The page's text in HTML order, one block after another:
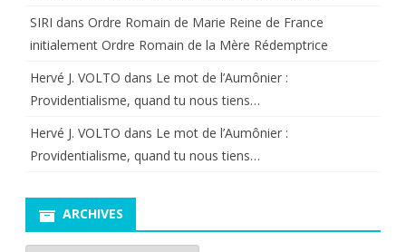
SIRI dans Ordre Romain de Marie Reine de France
initialement Ordre Romain de la Mère Rédemptrice
Hervé J. VOLTO dans Le mot de l’Aumônier :
Providentialisme, quand tu nous tiens…
Hervé J. VOLTO dans Le mot de l’Aumônier :
Providentialisme, quand tu nous tiens…
ARCHIVES